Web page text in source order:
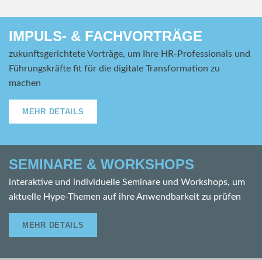
IMPULS- & FACHVORTRÄGE
zukunftsgerichtete Vorträge, um Ihre HR-Professionals und
Führungskräfte fit für die digitale Transformation zu
machen
MEHR DETAILS
SEMINARE & WORKSHOPS
interaktive und individuelle Seminare und Workshops, um
aktuelle Hype-Themen auf ihre Anwendbarkeit zu prüfen
MEHR DETAILS